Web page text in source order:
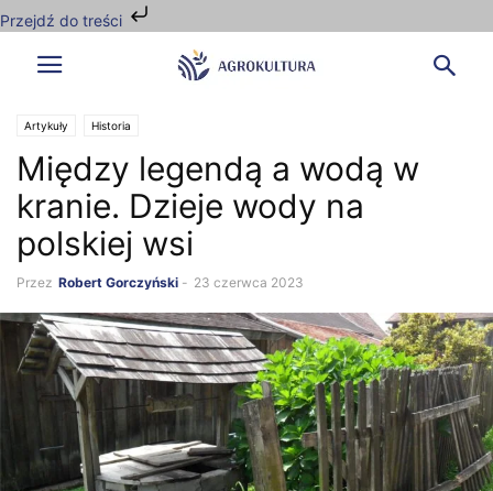
Przejdź do treści
Artykuły Historia
Między legendą a wodą w
kranie. Dzieje wody na
polskiej wsi
Przez Robert Gorczyński - 23 czerwca 2023